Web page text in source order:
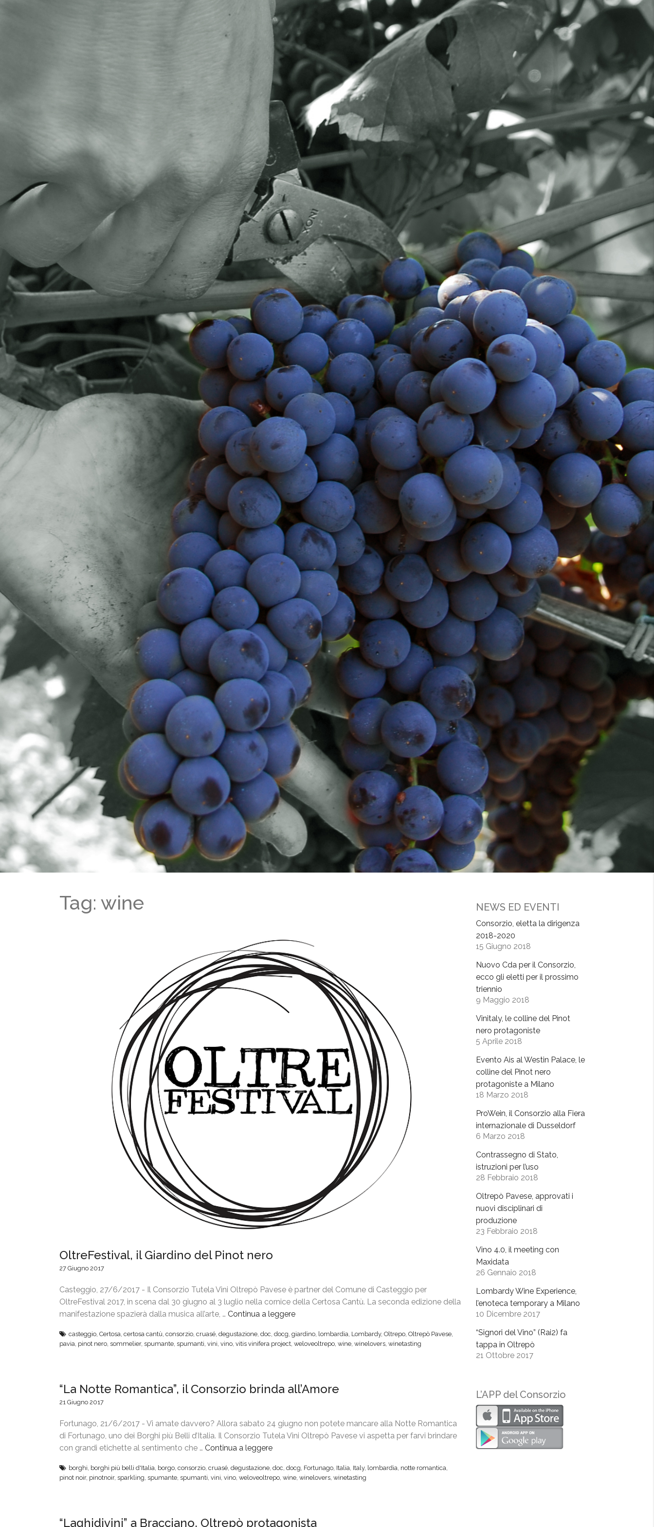
Tag: wine
OltreFestival, il Giardino del Pinot nero
27 Giugno 2017
Casteggio, 27/6/2017 - Il Consorzio Tutela Vini Oltrepò Pavese è partner del Comune di Casteggio per
OltreFestival 2017, in scena dal 30 giugno al 3 luglio nella cornice della Certosa Cantù. La seconda edizione della
manifestazione spazierà dalla musica all’arte, … Continua a leggere
l
F
t
i
l
G
casteggio, Certosa, certosa cantù, consorzio, cruasé, degustazione, doc, docg, giardino, lombardia, Lombardy, Oltrepo, Oltrepò Pavese,
pavia, pinot nero, sommelier, spumante, spumanti, vini, vino, vitis vinifera project, weloveoltrepo, wine, winelovers, winetasting
“La Notte Romantica”, il Consorzio brinda all’Amore
21 Giugno 2017
Fortunago, 21/6/2017 - Vi amate davvero? Allora sabato 24 giugno non potete mancare alla Notte Romantica
di Fortunago, uno dei Borghi più Belli d’Italia. Il Consorzio Tutela Vini Oltrepò Pavese vi aspetta per farvi brindare
con grandi etichette al sentimento che … Continua a leggere
L
t
borghi, borghi più belli d'Italia, borgo, consorzio, cruasé, degustazione, doc, docg, Fortunago, Italia, Italy, lombardia, notte romantica,
pinot noir, pinotnoir, sparkling, spumante, spumanti, vini, vino, weloveoltrepo, wine, winelovers, winetasting
“Laghidivini” a Bracciano, Oltrepò protagonista
NEWS ED EVENTI
Consorzio, eletta la dirigenza
2018-2020
15 Giugno 2018
Nuovo Cda per il Consorzio,
ecco gli eletti per il prossimo
triennio
9 Maggio 2018
Vinitaly, le colline del Pinot
nero protagoniste
5 Aprile 2018
Evento Ais al Westin Palace, le
colline del Pinot nero
protagoniste a Milano
18 Marzo 2018
ProWein, il Consorzio alla Fiera
internazionale di Dusseldorf
6 Marzo 2018
Contrassegno di Stato,
istruzioni per l’uso
28 Febbraio 2018
Oltrepò Pavese, approvati i
nuovi disciplinari di
produzione
23 Febbraio 2018
Vino 4.0, il meeting con
Maxidata
26 Gennaio 2018
Lombardy Wine Experience,
l’enoteca temporary a Milano
10 Dicembre 2017
“Signori del Vino” (Rai2) fa
tappa in Oltrepò
21 Ottobre 2017
L’APP del Consorzio